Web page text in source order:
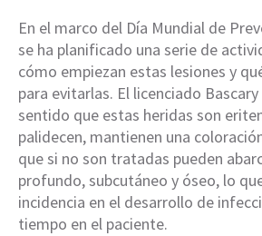
En el marco del Día Mundial de
se ha planificado una serie de
cómo empiezan estas lesiones y
para evitarlas. El licenciado
sentido que estas heridas son
palidecen, mantienen una
que si no son tratadas pueden
profundo, subcutáneo y óseo, lo
incidencia en el desarrollo de
tiempo en el paciente.